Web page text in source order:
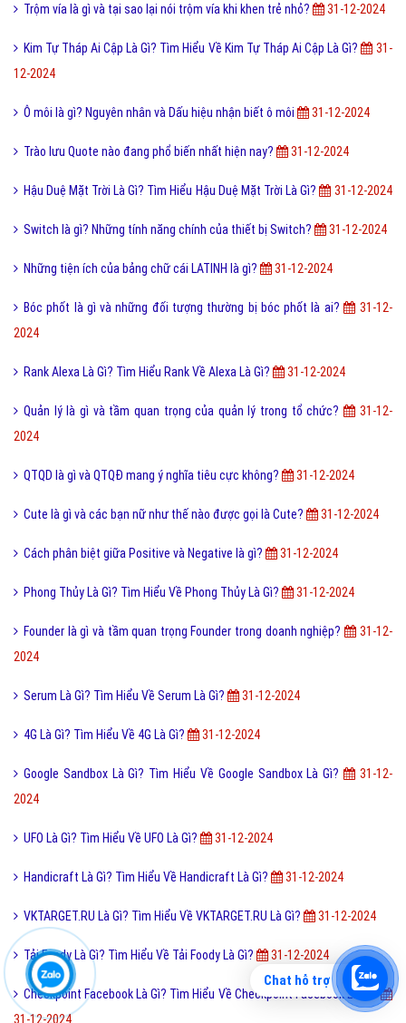
Trộm vía là gì và tại sao lại nói trộm vía khi khen trẻ nhỏ? 31-12-2024
Kim Tự Tháp Ai Cập Là Gì? Tìm Hiểu Về Kim Tự Tháp Ai Cập Là Gì?
31-
12-2024
Ô môi là gì? Nguyên nhân và Dấu hiệu nhận biết ô môi 31-12-2024
Trào lưu Quote nào đang phổ biến nhất hiện nay? 31-12-2024
Hậu Duệ Mặt Trời Là Gì? Tìm Hiểu Hậu Duệ Mặt Trời Là Gì? 31-12-2024
Switch là gì? Những tính năng chính của thiết bị Switch? 31-12-2024
Những tiện ích của bảng chữ cái LATINH là gì? 31-12-2024
Bóc phốt là gì và những đối tượng thường bị bóc phốt là ai?
31-12-
2024
Rank Alexa Là Gì? Tìm Hiểu Rank Về Alexa Là Gì? 31-12-2024
Quản lý là gì và tầm quan trọng của quản lý trong tổ chức?
31-12-
2024
QTQD là gì và QTQĐ mang ý nghĩa tiêu cực không? 31-12-2024
Cute là gì và các bạn nữ như thế nào được gọi là Cute? 31-12-2024
Cách phân biệt giữa Positive và Negative là gì? 31-12-2024
Phong Thủy Là Gì? Tìm Hiểu Về Phong Thủy Là Gì? 31-12-2024
Founder là gì và tầm quan trọng Founder trong doanh nghiệp?
31-12-
2024
Serum Là Gì? Tìm Hiểu Về Serum Là Gì? 31-12-2024
4G Là Gì? Tìm Hiểu Về 4G Là Gì? 31-12-2024
Google Sandbox Là Gì? Tìm Hiểu Về Google Sandbox Là Gì?
31-12-
2024
UFO Là Gì? Tìm Hiểu Về UFO Là Gì? 31-12-2024
Handicraft Là Gì? Tìm Hiểu Về Handicraft Là Gì? 31-12-2024
VKTARGET.RU Là Gì? Tìm Hiểu Về VKTARGET.RU Là Gì? 31-12-2024
Tải Foody Là Gì? Tìm Hiểu Về Tải Foody Là Gì? 31-12-2024
Checkpoint Facebook Là Gì? Tìm Hiểu Về Checkpoint Facebook Là Gì?
31-12-2024
Chat hỗ trợ